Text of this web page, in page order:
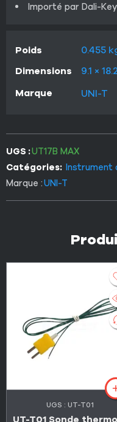
Importé par Dali-
Poids
0.455
Dimensions
9.1 ×
Marque
UNI-T
UGS :UT17B MAX
Catégories: Instrument
Marque :UNI-T
UGS : UT-T01